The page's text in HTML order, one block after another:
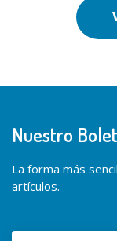
Nuestro
La forma más
artículos.